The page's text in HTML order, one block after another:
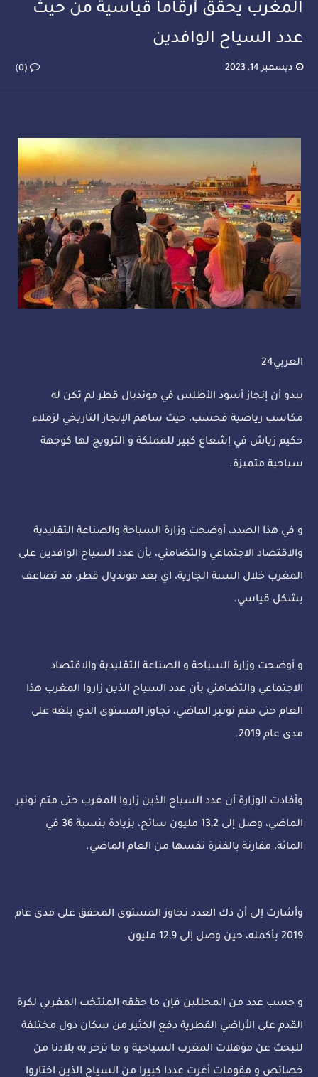
المغرب يحقق أرقاما قياسية من حيث
عدد السياح الوافدين
ديسمبر 14, 2023 (0)
العربي24
يبدو أن إنجاز أسود الأطلس في مونديال قطر لم تكن له
مكاسب رياضية فحسب، حيث ساهم الإنجاز التاريخي لزملاء
حكيم زياش في إشعاع كبير للمملكة و الترويج لها كوجهة
سياحية متميزة.
و في هذا الصدد، أوضحت وزارة السياحة والصناعة التقليدية
والاقتصاد الاجتماعي والتضامني، بأن عدد السياح الوافدين على
المغرب خلال السنة الجارية، اي بعد مونديال قطر، قد تضاعف
بشكل قياسي.
و أوضحت وزارة السياحة و الصناعة التقليدية والاقتصاد
الاجتماعي والتضامني بأن عدد السياح الذين زاروا المغرب هذا
العام حتى متم نونبر الماضي، تجاوز المستوى الذي بلغه على
مدى عام 2019.
وأفادت الوزارة أن عدد السياح الذين زاروا المغرب حتى متم نونبر
الماضي، وصل إلى 13,2 مليون سائح، بزيادة بنسبة 36 في
المائة، مقارنة بالفترة نفسها من العام الماضي.
وأشارت إلى أن ذك العدد تجاوز المستوى المحقق على مدى عام
2019 بأكمله، حين وصل إلى 12,9 مليون.
و حسب عدد من المحللين فإن ما حققه المنتخب المغربي لكرة
القدم على الأراضي القطرية دفع الكثير من سكان دول مختلفة
للبحث عن مؤهلات المغرب السياحية و ما تزخر به بلادنا من
خصائص و مقومات أغرت عددا كبيرا من السياح الذين اختاروا